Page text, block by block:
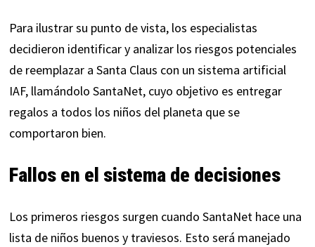
Para ilustrar su punto de vista, los especialistas
decidieron identificar y analizar los riesgos potenciales
de reemplazar a Santa Claus con un sistema artificial
IAF, llamándolo SantaNet, cuyo objetivo es entregar
regalos a todos los niños del planeta que se
comportaron bien.
Fallos en el sistema de decisiones
Los primeros riesgos surgen cuando SantaNet hace una
lista de niños buenos y traviesos. Esto será manejado